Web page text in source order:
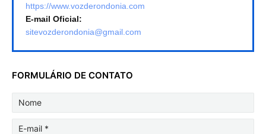
https://www.vozderondonia.com
E-mail Oficial:
sitevozderondonia@gmail.com
FORMULÁRIO DE CONTATO